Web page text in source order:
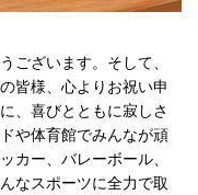
ございます。そして、
皆様、心よりお祝い申
、喜びとともに寂しさ
や体育館でみんなが頑
カー、バレーボール、
なスポーツに全力で取